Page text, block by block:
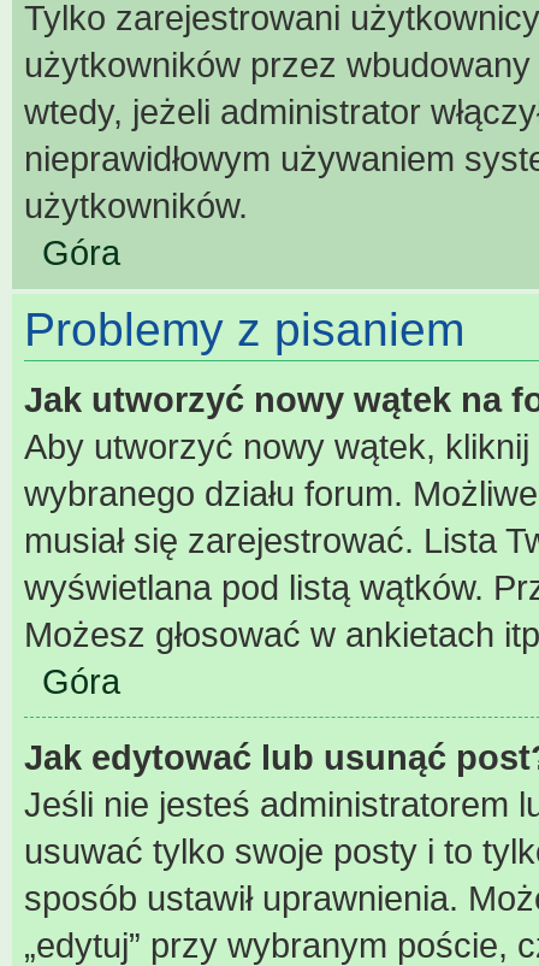
Tylko zarejestrowani
użytkowników przez
wtedy, jeżeli administrator
nieprawidłowym używaniem
użytkowników.
Góra
Problemy z pisaniem
Jak utworzyć nowy wątek na
Aby utworzyć nowy wątek,
wybranego działu forum.
musiał się zarejestrować. Lista
wyświetlana pod listą wątków.
Możesz głosować w ankietach
Góra
Jak edytować lub usunąć
Jeśli nie jesteś administratorem
usuwać tylko swoje posty i to
sposób ustawił uprawnienia.
„edytuj” przy wybranym poście,